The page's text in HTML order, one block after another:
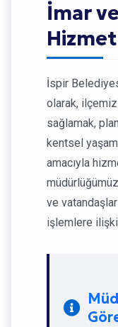
İmar
İspir
olarak,
sağlamak,
kentsel
amacıyla
ve
işlemlere